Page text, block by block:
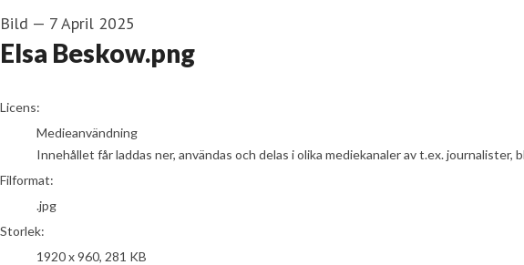
Bild — 7 April 2025
Elsa Beskow.png
go to media item
Licens:
Medieanvändning
Innehållet får laddas ner, användas och delas i olika mediekanaler av t.ex.
Filformat:
.jpg
Storlek:
1920 x 960, 281 KB